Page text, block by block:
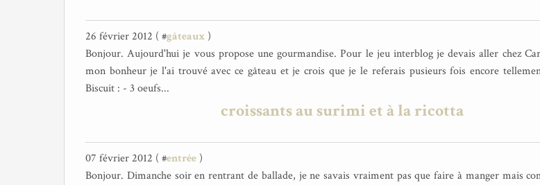
26 février 2012 ( #gâteaux )
Bonjour. Aujourd'hui je vous propose une gourmandise. Pour le jeu interblog je devais aller chez
mon bonheur je l'ai trouvé avec ce gâteau et je crois que je le referais pusieurs fois encore
Biscuit : - 3 oeufs...
croissants au surimi et à la ricotta
07 février 2012 ( #entrée )
Bonjour. Dimanche soir en rentrant de ballade, je ne savais vraiment pas que faire à manger mais